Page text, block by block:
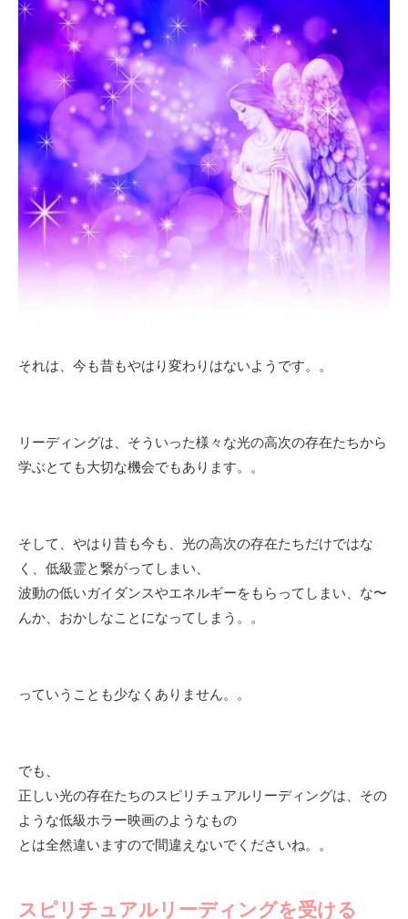
それは、今も昔もやはり変わりはないようです。。
リーディングは、そういった様々な光の高次の存在たちから
学ぶとても大切な機会でもあります。。
そして、やはり昔も今も、光の高次の存在たちだけではな
く、低級霊と繋がってしまい、
波動の低いガイダンスやエネルギーをもらってしまい、な〜
んか、おかしなことになってしまう。。
っていうことも少なくありません。。
でも、
正しい光の存在たちのスピリチュアルリーディングは、その
ような低級ホラー映画のようなもの
とは全然違いますので間違えないでくださいね。。
スピリチュアルリーディングを受ける